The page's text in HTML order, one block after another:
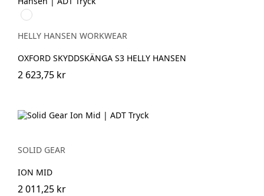
724
NEW
WHEAT
HELLY HANSEN WORKWEAR
OXFORD SKYDDSKÄNGA S3 HELLY HANSEN
2 623,75 kr
SOLID GEAR
ION MID
2 011,25 kr